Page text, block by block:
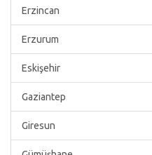
Erzincan
Erzurum
Eskişehir
Gaziantep
Giresun